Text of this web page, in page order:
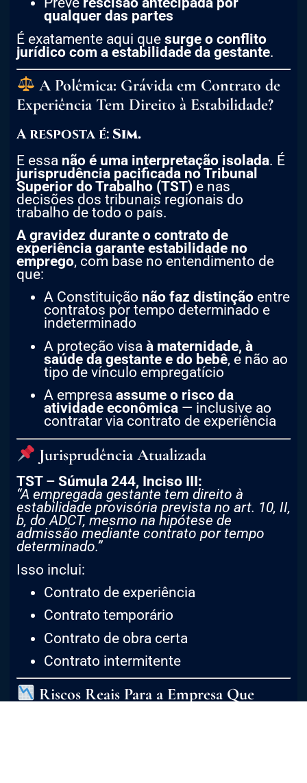
qualquer das partes
É exatamente aqui que surge o conflito
jurídico com a estabilidade da gestante.
A Polêmica: Grávida em Contrato de
Experiência Tem Direito à Estabilidade?
A resposta é: Sim.
E essa não é uma interpretação isolada. É
jurisprudência pacificada no Tribunal
Superior do Trabalho (TST) e nas
decisões dos tribunais regionais do
trabalho de todo o país.
A gravidez durante o contrato de
experiência garante estabilidade no
emprego, com base no entendimento de
que:
A Constituição não faz distinção entre
contratos por tempo determinado e
indeterminado
A proteção visa à maternidade, à
saúde da gestante e do bebê, e não ao
tipo de vínculo empregatício
A empresa assume o risco da
atividade econômica — inclusive ao
contratar via contrato de experiência
Jurisprudência Atualizada
TST – Súmula 244, Inciso III:
“A empregada gestante tem direito à
estabilidade provisória prevista no art. 10, II,
b, do ADCT, mesmo na hipótese de
admissão mediante contrato por tempo
determinado.”
Isso inclui:
Contrato de experiência
Contrato temporário
Contrato de obra certa
Contrato intermitente
Riscos Reais Para a Empresa Que